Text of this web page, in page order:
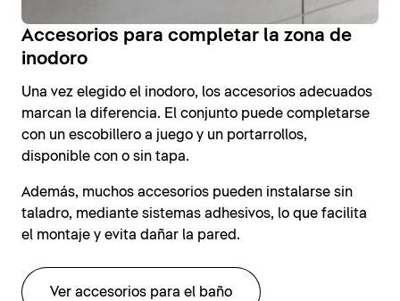
Accesorios para completar la zona de
inodoro
Una vez elegido el inodoro, los accesorios adecuados
marcan la diferencia. El conjunto puede completarse
con un escobillero a juego y un portarrollos,
disponible con o sin tapa.
Además, muchos accesorios pueden instalarse sin
taladro, mediante sistemas adhesivos, lo que facilita
el montaje y evita dañar la pared.
Ver accesorios para el baño